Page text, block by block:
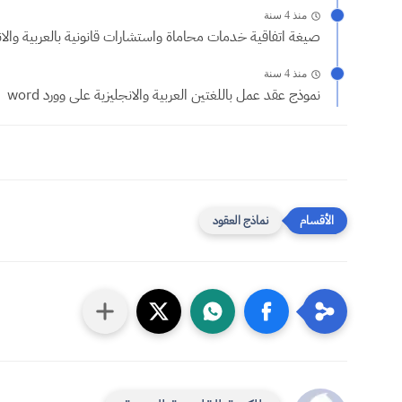
منذ 4 سنة
صيغة اتفاقية خدمات محاماة واستشارات قانونية بالعربية
منذ 4 سنة
نموذج عقد عمل باللغتين العربية والانجليزية على وورد word
نماذج العقود